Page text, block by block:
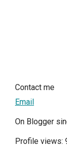
Contact me
Email
On Blogger
Profile views: